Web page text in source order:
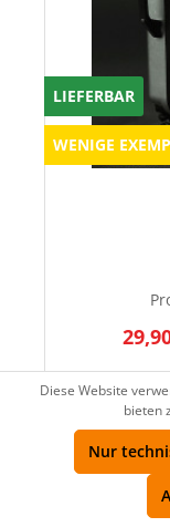
LIEFERBAR
WENIGE
SALE
Diese Website
bieten
Nur